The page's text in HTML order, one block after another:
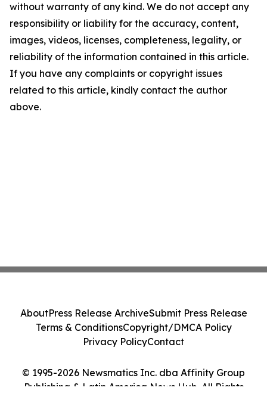
without warranty of any kind. We do not accept any
responsibility or liability for the accuracy, content,
images, videos, licenses, completeness, legality, or
reliability of the information contained in this article.
If you have any complaints or copyright issues
related to this article, kindly contact the author
above.
© 1995-2026 Newsmatics Inc. dba Affinity Group
Publishing & Latin America News Hub. All Rights
AboutPress Release ArchiveSubmit Press Release
Terms & ConditionsCopyright/DMCA Policy
Privacy PolicyContact